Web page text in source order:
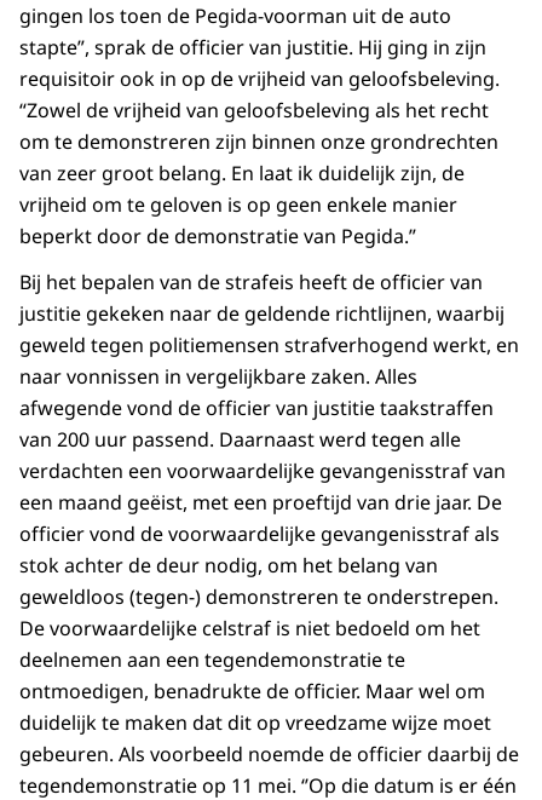
gingen los toen de Pegida-voorman uit de auto
stapte”, sprak de officier van justitie. Hij ging in zijn
requisitoir ook in op de vrijheid van geloofsbeleving.
“Zowel de vrijheid van geloofsbeleving als het recht
om te demonstreren zijn binnen onze grondrechten
van zeer groot belang. En laat ik duidelijk zijn, de
vrijheid om te geloven is op geen enkele manier
beperkt door de demonstratie van Pegida.”
Bij het bepalen van de strafeis heeft de officier van
justitie gekeken naar de geldende richtlijnen, waarbij
geweld tegen politiemensen strafverhogend werkt, en
naar vonnissen in vergelijkbare zaken. Alles
afwegende vond de officier van justitie taakstraffen
van 200 uur passend. Daarnaast werd tegen alle
verdachten een voorwaardelijke gevangenisstraf van
een maand geëist, met een proeftijd van drie jaar. De
officier vond de voorwaardelijke gevangenisstraf als
stok achter de deur nodig, om het belang van
geweldloos (tegen-) demonstreren te onderstrepen.
De voorwaardelijke celstraf is niet bedoeld om het
deelnemen aan een tegendemonstratie te
ontmoedigen, benadrukte de officier. Maar wel om
duidelijk te maken dat dit op vreedzame wijze moet
gebeuren. Als voorbeeld noemde de officier daarbij de
tegendemonstratie op 11 mei. ‘’Op die datum is er één